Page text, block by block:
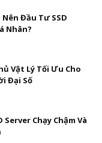
Đầu Tư SSD
Nhân?
Vật Lý Tối Ưu Cho
Đại Số
Chạy Chậm Và